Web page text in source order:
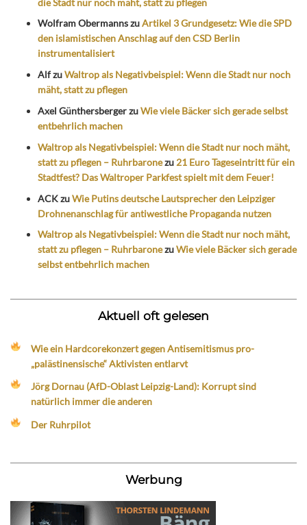
Wolfram ObermannszuArtikel 3 Grundgesetz: Wie die SPD
den islamistischen Anschlag auf den CSD Berlin
instrumentalisiert
AlfzuWaltrop als Negativbeispiel: Wenn die Stadt nur noch
mäht, statt zu pflegen
Axel GünthersbergerzuWie viele Bäcker sich gerade selbst
entbehrlich machen
Waltrop als Negativbeispiel: Wenn die Stadt nur noch mäht,
statt zu pflegen – Ruhrbaronezu 21 Euro Tageseintritt für ein
Stadtfest? Das Waltroper Parkfest spielt mit dem Feuer!
ACKzuWie Putins deutsche Lautsprecher den Leipziger
Drohnenanschlag für antiwestliche Propaganda nutzen
Waltrop als Negativbeispiel: Wenn die Stadt nur noch mäht,
statt zu pflegen – RuhrbaronezuWie viele Bäcker sich gerade
selbst entbehrlich machen
Aktuell oft gelesen
Wie ein Hardcorekonzert gegen Antisemitismus pro-
„palästinensische“ Aktivisten entlarvt
Jörg Dornau (AfD-Oblast Leipzig-Land): Korrupt sind
natürlich immer die anderen
Der Ruhrpilot
Werbung